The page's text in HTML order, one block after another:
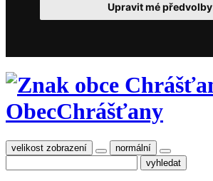
Upravit mé předvolby
ObecChrášťany
velikost zobrazení normální